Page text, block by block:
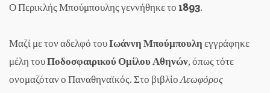
Ο Περικλής Μπούμπουλης γεννήθηκε το1893.
Μαζί με τον αδελφό τουΙωάννη Μπούμπουληεγγράφηκε
μέλη τουΠοδοσφαιρικού Ομίλου Αθηνών, όπως τότε
ονομαζόταν ο Παναθηναϊκός. Στο βιβλίοΛεωφόρος